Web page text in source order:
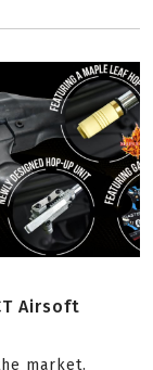
Airsoft
market.